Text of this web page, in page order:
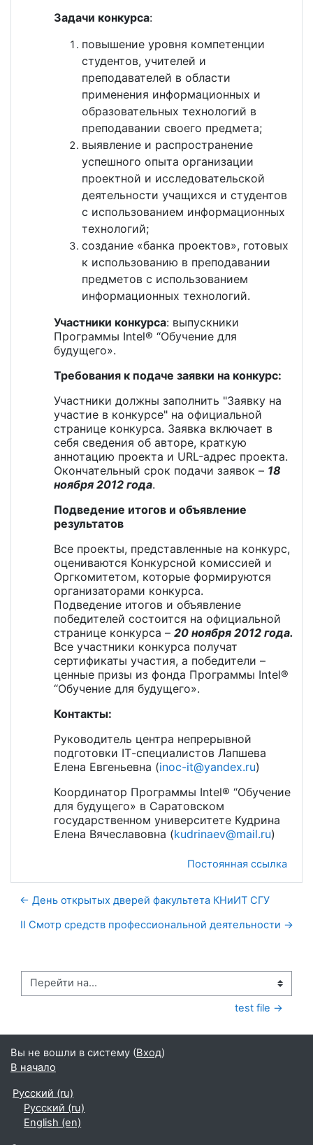
Задачи конкурса:
повышение уровня компетенции
студентов, учителей и
преподавателей в области
применения информационных и
образовательных технологий в
преподавании своего предмета;
выявление и распространение
успешного опыта организации
проектной и исследовательской
деятельности учащихся и студентов
с использованием информационных
технологий;
создание «банка проектов», готовых
к использованию в преподавании
предметов с использованием
информационных технологий.
Участники конкурса: выпускники
Программы Intel® “Обучение для
будущего».
Требования к подаче заявки на конкурс:
Участники должны заполнить "Заявку на
участие в конкурсе" на официальной
странице конкурса. Заявка включает в
себя сведения об авторе, краткую
аннотацию проекта и URL-адрес проекта.
Окончательный срок подачи заявок – 18
ноября 2012 года.
Подведение итогов и объявление
результатов
Все проекты, представленные на конкурс,
оцениваются Конкурсной комиссией и
Оргкомитетом, которые формируются
организаторами конкурса.
Подведение итогов и объявление
победителей состоится на официальной
странице конкурса – 20 ноября 2012 года.
Все участники конкурса получат
сертификаты участия, а победители –
ценные призы из фонда Программы Intel®
“Обучение для будущего».
Контакты:
Руководитель центра непрерывной
подготовки IT-специалистов Лапшева
Елена Евгеньевна (inoc-it@yandex.ru)
Координатор Программы Intel® “Обучение
для будущего» в Саратовском
государственном университете Кудрина
Елена Вячеславовна (kudrinaev@mail.ru)
Постоянная ссылка
← День открытых дверей факультета КНиИТ СГУ
II Cмотр средств профессиональной деятельности →
Перейти на...
test file →
Вы не вошли в систему (Вход)
В начало
Русский ‎(ru)‎
Русский ‎(ru)‎
English ‎(en)‎